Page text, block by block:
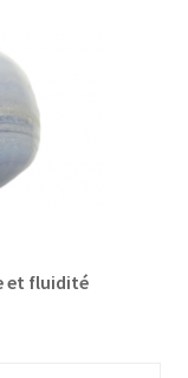
et fluidité